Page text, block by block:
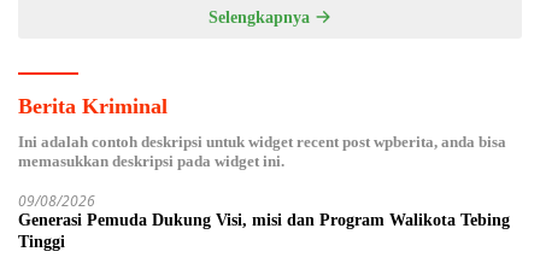
Selengkapnya
Berita Kriminal
Ini adalah contoh deskripsi untuk widget recent post wpberita, anda bisa
memasukkan deskripsi pada widget ini.
09/08/2026
Generasi Pemuda Dukung Visi, misi dan Program Walikota Tebing
Tinggi